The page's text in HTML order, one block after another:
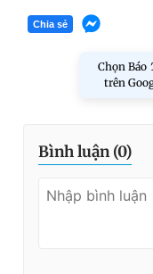
Chia sẻ
Chọn Báo
trên
Bình luận (0)